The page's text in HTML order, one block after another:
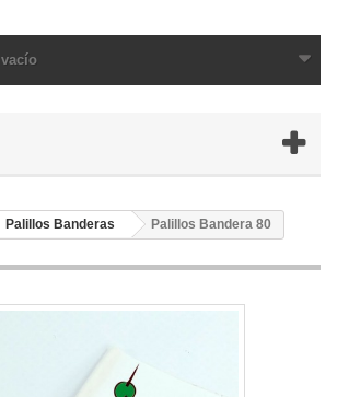
vacío
Palillos Banderas Palillos Bandera 80